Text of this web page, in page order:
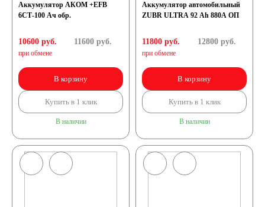
145 А/ч
150 А/ч
180 А/ч
Аккумулятор АКОМ +EFB
6СТ-100 Ач обр.
10600 руб.
при обмене
11600руб.
В корзину
Купить в 1 клик
В наличии
Аккумулятор автомобильный
ZUBR ULTRA 92 Ah 880A ОП
11800 руб.
при обмене
12800руб.
В корзину
Купить в 1 клик
В наличии